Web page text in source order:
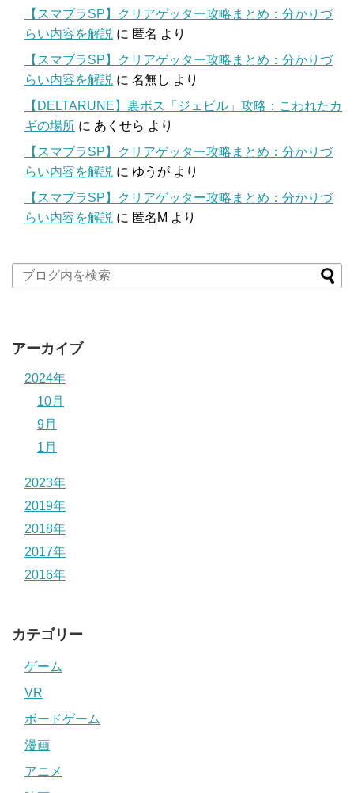
【スマブラSP】クリアゲッター攻略まとめ：分かりづ
らい内容を解説 に 匿名 より
【スマブラSP】クリアゲッター攻略まとめ：分かりづ
らい内容を解説 に 名無し より
【DELTARUNE】裏ボス「ジェビル」攻略：こわれたカ
ギの場所 に あくせら より
【スマブラSP】クリアゲッター攻略まとめ：分かりづ
らい内容を解説 に ゆうが より
【スマブラSP】クリアゲッター攻略まとめ：分かりづ
らい内容を解説 に 匿名M より
アーカイブ
2024年
10月
9月
1月
2023年
2019年
2018年
2017年
2016年
カテゴリー
ゲーム
VR
ボードゲーム
漫画
アニメ